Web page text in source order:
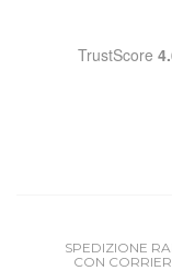
SPEDIZIONE
CON